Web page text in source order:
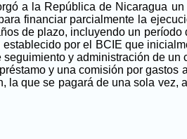
a la República de Nicaragua
financiar parcialmente la
de plazo, incluyendo un período
por el BCIE que
y administración de un
y una comisión por gastos
que se pagará de una sola vez,